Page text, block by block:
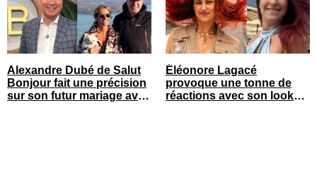
Alexandre Dubé de Salut
Bonjour fait une précision
sur son futur mariage avec
Éléonore Lagacé
provoque une tonne de
réactions avec son look